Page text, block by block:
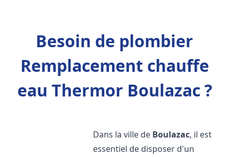
Besoin de plombier
Remplacement chauffe
eau Thermor Boulazac ?
Dans la ville de Boulazac, il est
essentiel de disposer d'un